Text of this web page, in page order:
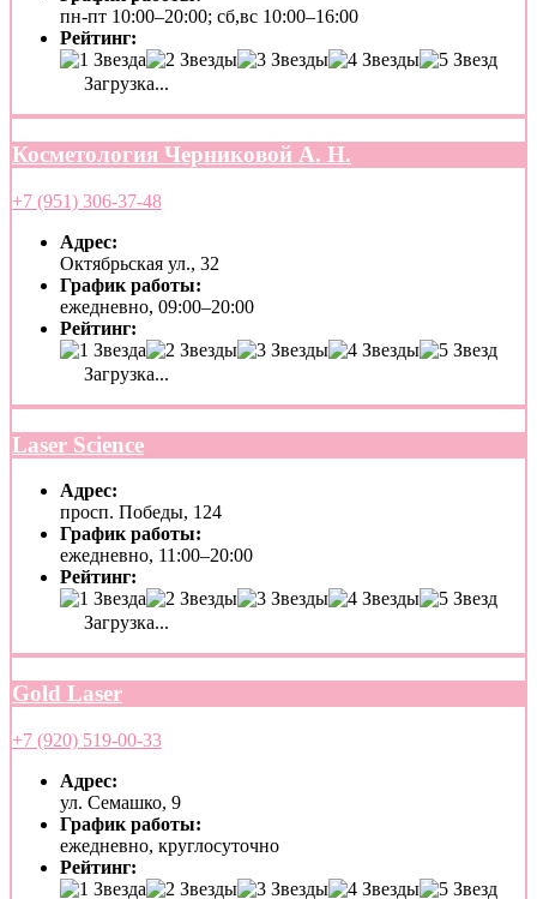
пн-пт 10:00–20:00; сб,вс 10:00–16:00
Рейтинг:
Загрузка...
Косметология Черниковой А. Н.
+7 (951) 306-37-48
Адрес:
Октябрьская ул., 32
График работы:
ежедневно, 09:00–20:00
Рейтинг:
Загрузка...
Laser Science
Адрес:
просп. Победы, 124
График работы:
ежедневно, 11:00–20:00
Рейтинг:
Загрузка...
Gold Laser
+7 (920) 519-00-33
Адрес:
ул. Семашко, 9
График работы:
ежедневно, круглосуточно
Рейтинг: